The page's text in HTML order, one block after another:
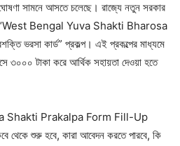
সামনে আসতে চলেছে। রাজ্যে নতুন সরকার
“West Bengal Yuva Shakti Bharosa
ভরসা কার্ড” প্রকল্প। এই প্রকল্পের মাধ্যমে
৩০০০ টাকা করে আর্থিক সহায়তা দেওয়া হতে
Shakti Prakalpa Form Fill-Up
শুরু হবে, কারা আবেদন করতে পারবে, কি